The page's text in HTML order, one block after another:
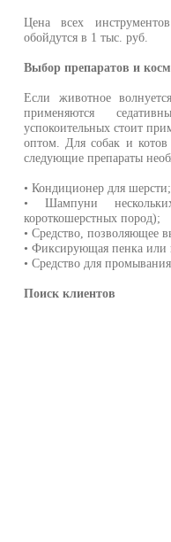
Цена всех
обойдутся в 1 тыс. руб.
Выбор препаратов и
Если животное
применяются
успокоительных стоит
оптом. Для собак и котов
следующие препараты
• Кондиционер для шерсти;
• Шампуни
короткошерстных пород);
• Средство, позволяющее
• Фиксирующая пенка или
• Средство для
Поиск клиентов